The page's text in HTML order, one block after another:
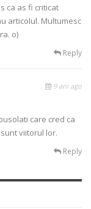
ca as fi criticat
articolul. Multumesc
o)
Reply
9 ani ago
care cred ca
viitorul lor.
Reply